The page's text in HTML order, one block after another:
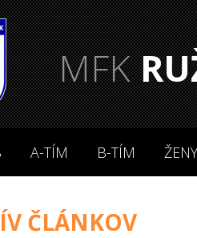
MFK
A-TÍM B-TÍM ŽENY
ČLÁNKOV